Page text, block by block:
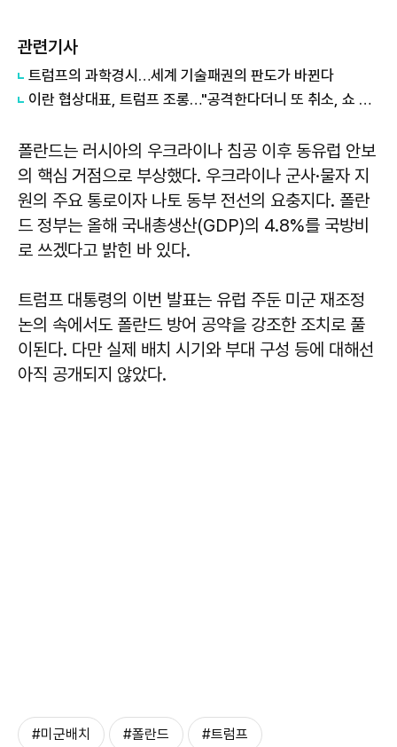
관련기사
트럼프의 과학경시…세계 기술패권의 판도가 바뀐다
이란 협상대표, 트럼프 조롱…"공격한다더니 또 취소, 쇼 외교"
폴란드는 러시아의 우크라이나 침공 이후 동유럽 안보
의 핵심 거점으로 부상했다. 우크라이나 군사·물자 지
원의 주요 통로이자 나토 동부 전선의 요충지다. 폴란
드 정부는 올해 국내총생산(GDP)의 4.8%를 국방비
로 쓰겠다고 밝힌 바 있다.
트럼프 대통령의 이번 발표는 유럽 주둔 미군 재조정
논의 속에서도 폴란드 방어 공약을 강조한 조치로 풀
이된다. 다만 실제 배치 시기와 부대 구성 등에 대해선
아직 공개되지 않았다.
#미군배치 #폴란드 #트럼프